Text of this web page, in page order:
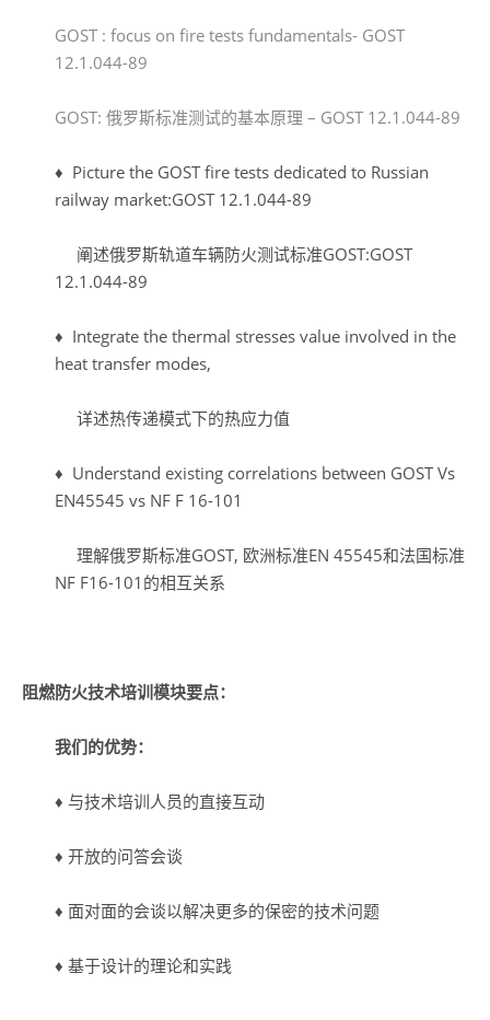
GOST : focus on fire tests fundamentals- GOST
12.1.044-89
GOST: 俄罗斯标准测试的基本原理 – GOST 12.1.044-89
♦ Picture the GOST fire tests dedicated to Russian
railway market:GOST 12.1.044-89
阐述俄罗斯轨道车辆防火测试标准GOST:GOST
12.1.044-89
♦ Integrate the thermal stresses value involved in the
heat transfer modes,
详述热传递模式下的热应力值
♦ Understand existing correlations between GOST Vs
EN45545 vs NF F 16-101
理解俄罗斯标准GOST, 欧洲标准EN 45545和法国标准
NF F16-101的相互关系
阻燃防火技术培训模块要点：
我们的优势：
♦ 与技术培训人员的直接互动
♦ 开放的问答会谈
♦ 面对面的会谈以解决更多的保密的技术问题
♦ 基于设计的理论和实践